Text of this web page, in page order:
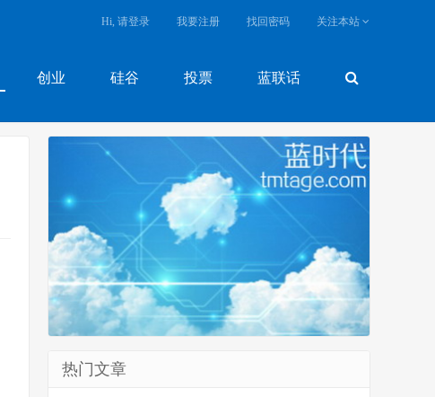
创业 硅谷 投票 蓝联话
Hi, 请登录 我要注册 找回密码 关注本站
热门文章